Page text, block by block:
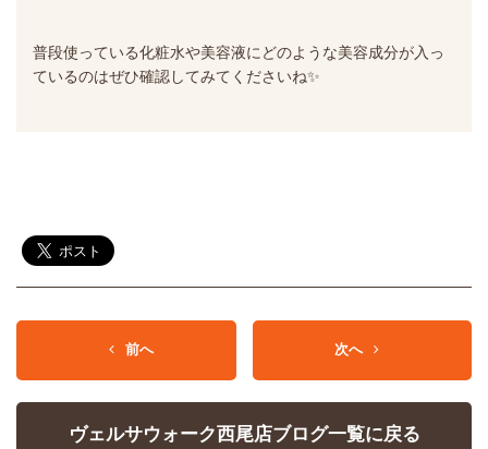
普段使っている化粧水や美容液にどのような美容成分が入っ
ているのはぜひ確認してみてくださいね✨
前へ 次へ
ヴェルサウォーク西尾店ブログ一覧に戻る